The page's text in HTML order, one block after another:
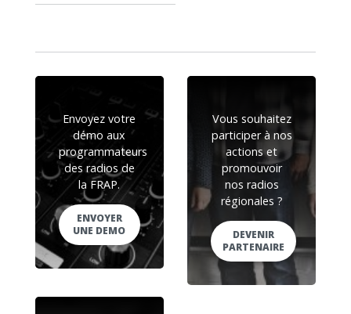
Envoyez votre
démo aux
programmateurs
des radios de
la FRAP.
ENVOYER
UNE DEMO
Vous souhaitez
participer à nos
actions et
promouvoir
nos radios
régionales ?
DEVENIR
PARTENAIRE